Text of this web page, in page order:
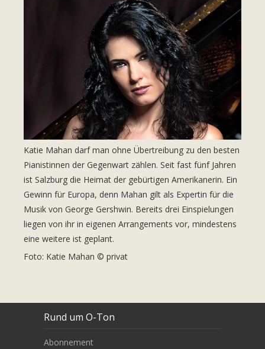
Katie Mahan darf man ohne Übertreibung zu den besten
Pianistinnen der Gegenwart zählen. Seit fast fünf Jahren
ist Salzburg die Heimat der gebürtigen Amerikanerin. Ein
Gewinn für Europa, denn Mahan gilt als Expertin für die
Musik von George Gershwin. Bereits drei Einspielungen
liegen von ihr in eigenen Arrangements vor, mindestens
eine weitere ist geplant.
Foto: Katie Mahan © privat
Rund um O-Ton
Abonnement